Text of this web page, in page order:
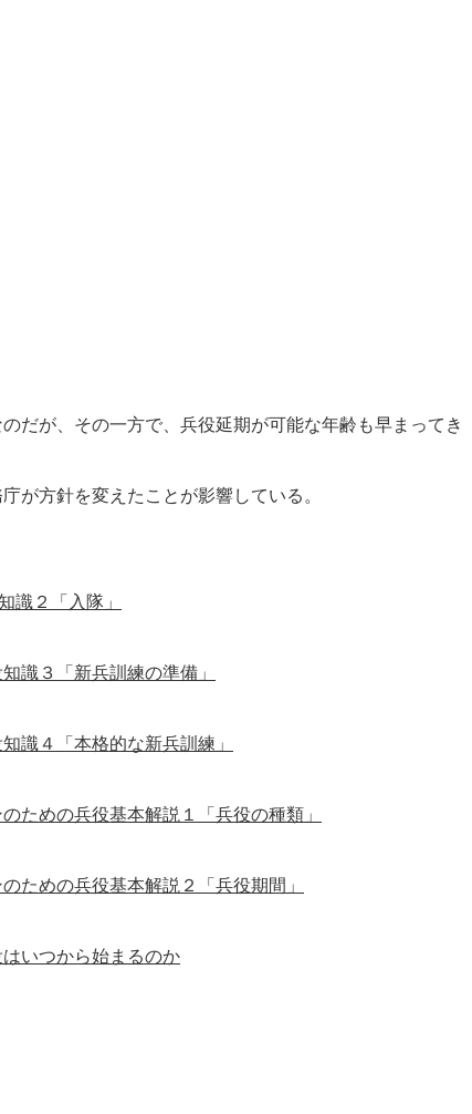
だが、その一方で、兵役延期が可能な年齢も早まってき
が方針を変えたことが影響している。
識２「入隊」
識３「新兵訓練の準備」
識４「本格的な新兵訓練」
ための兵役基本解説１「兵役の種類」
ための兵役基本解説２「兵役期間」
いつから始まるのか